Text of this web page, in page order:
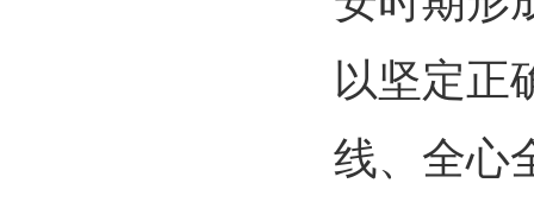
以坚定正
线、全心